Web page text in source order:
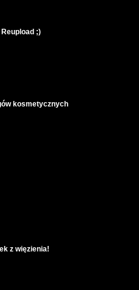
;)
kosmetycznych
z więzienia!